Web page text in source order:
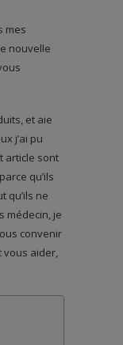
mes
nouvelle
et aie
j’ai pu
article sont
qu’ils
qu’ils ne
médecin, je
convenir
vous aider,